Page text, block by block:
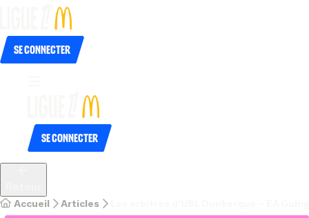
Se connecter
Se connecter
Accueil Articles